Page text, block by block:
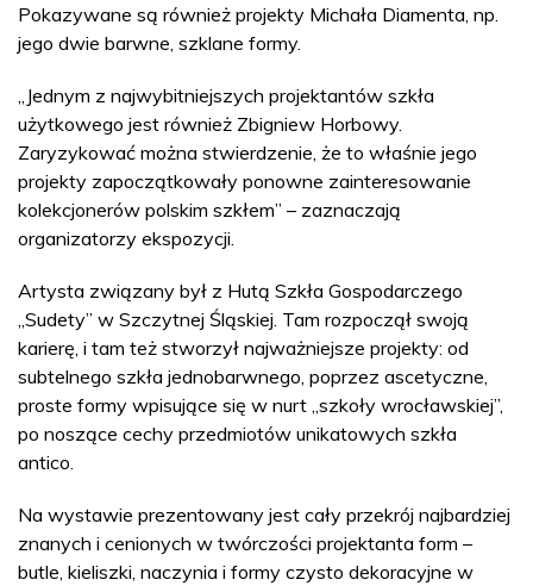
Pokazywane są również projekty Michała Diamenta, np.
jego dwie barwne, szklane formy.
„Jednym z najwybitniejszych projektantów szkła
użytkowego jest również Zbigniew Horbowy.
Zaryzykować można stwierdzenie, że to właśnie jego
projekty zapoczątkowały ponowne zainteresowanie
kolekcjonerów polskim szkłem” – zaznaczają
organizatorzy ekspozycji.
Artysta związany był z Hutą Szkła Gospodarczego
„Sudety” w Szczytnej Śląskiej. Tam rozpoczął swoją
karierę, i tam też stworzył najważniejsze projekty: od
subtelnego szkła jednobarwnego, poprzez ascetyczne,
proste formy wpisujące się w nurt „szkoły wrocławskiej”,
po noszące cechy przedmiotów unikatowych szkła
antico.
Na wystawie prezentowany jest cały przekrój najbardziej
znanych i cenionych w twórczości projektanta form –
butle, kieliszki, naczynia i formy czysto dekoracyjne w